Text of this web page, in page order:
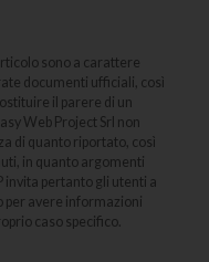
sono a carattere
documenti ufficiali, così
il parere di un
Web Project Srl non
di quanto riportato, così
in quanto argomenti
invita pertanto gli utenti a
per avere informazioni
caso specifico.